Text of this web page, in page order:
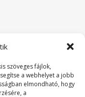
szöveges fájlok,
a webhelyet a jobb
elmondható, hogy
a